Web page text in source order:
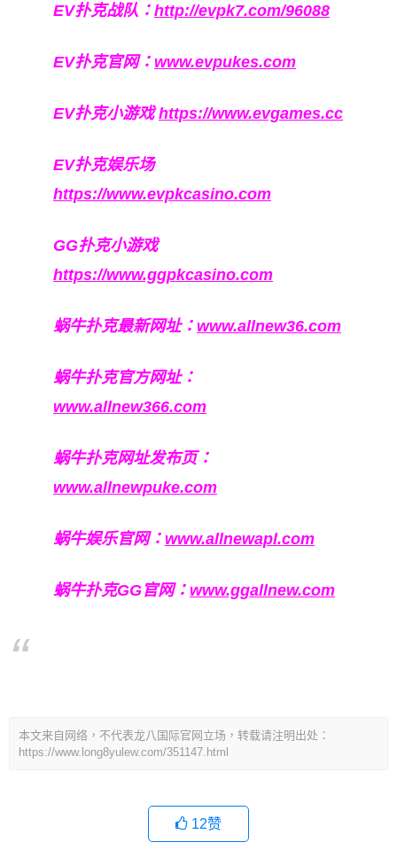
EV扑克战队： http://evpk7.com/96088
EV扑克官网： www.evpukes.com
EV扑克小游戏https://www.evgames.cc
EV扑克娱乐场
https://www.evpkcasino.com
GG扑克小游戏
https://www.ggpkcasino.com
蜗牛扑克最新网址： www.allnew36.com
蜗牛扑克官方网址：
www.allnew366.com
蜗牛扑克网址发布页：
www.allnewpuke.com
蜗牛娱乐官网： www.allnewapl.com
蜗牛扑克GG官网： www.ggallnew.com
本文来自网络，不代表龙八国际官网立场，转载请注明出处：
https://www.long8yulew.com/351147.html
12赞